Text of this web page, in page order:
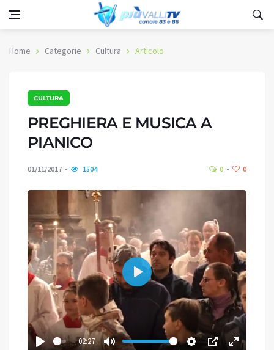
Home Categorie Cultura Articolo
CULTURA
PREGHIERA E MUSICA A
PIANICO
01/11/2017 1504 0 0
02:27
Play